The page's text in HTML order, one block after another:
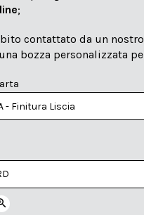
;
contattato da un
bozza personalizzata